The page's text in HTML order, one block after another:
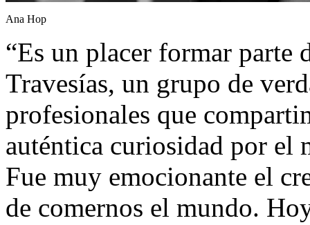
Ana Hop
“Es un placer formar parte
Travesías, un grupo de
profesionales que
auténtica curiosidad por
Fue muy emocionante el
de comernos el mundo.